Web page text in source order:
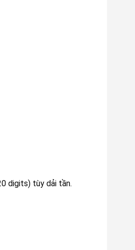
digits) tùy dải tần.